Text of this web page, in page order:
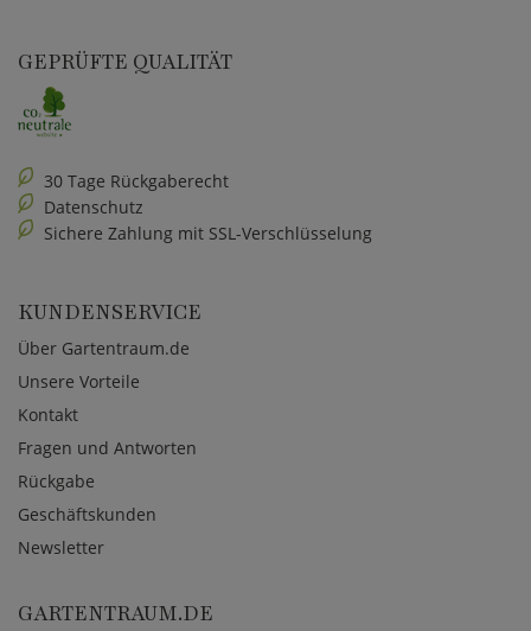
GEPRÜFTE QUALITÄT
30 Tage Rückgaberecht
Datenschutz
Sichere Zahlung mit SSL-Verschlüsselung
KUNDENSERVICE
Über Gartentraum.de
Unsere Vorteile
Kontakt
Fragen und Antworten
Rückgabe
Geschäftskunden
Newsletter
GARTENTRAUM.DE